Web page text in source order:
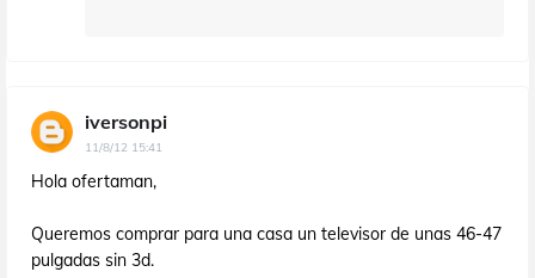
iversonpi
11/8/12 15:41
Hola ofertaman,
Queremos comprar para una casa un televisor de unas 46-47
pulgadas sin 3d.